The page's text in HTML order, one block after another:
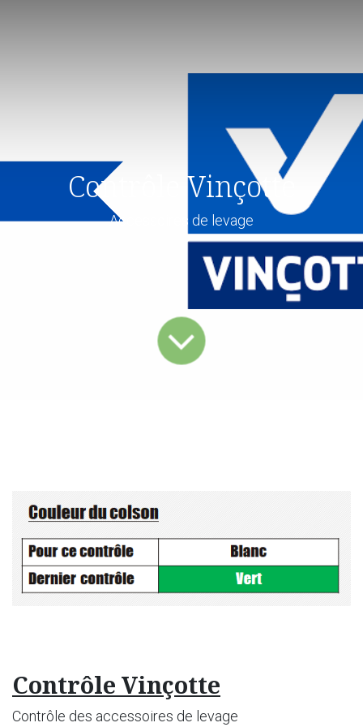
Contrôle Vinçotte
Accessoires de levage
Contrôle Vinçotte
Contrôle des accessoires de levage